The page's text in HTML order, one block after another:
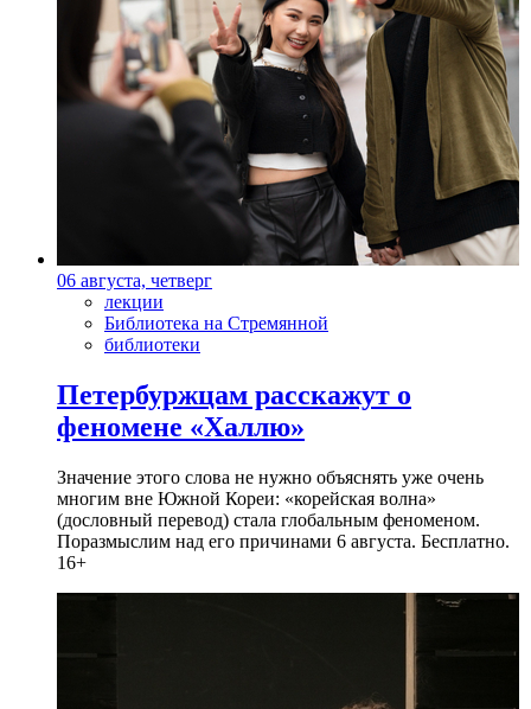
06 августа, четверг
лекции
Библиотека на Стремянной
библиотеки
Петербуржцам расскажут о
феномене «Халлю»
Значение этого слова не нужно объяснять уже очень
многим вне Южной Кореи: «корейская волна»
(дословный перевод) стала глобальным феноменом.
Поразмыслим над его причинами 6 августа. Бесплатно.
16+